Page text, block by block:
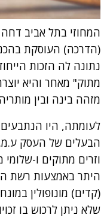
המחוזי בתל אביב
(הדרכה) העוסקת
נתונה לה הזכות
מתוק" מאחר והיא
מזהה בינה ובין מותריה
לעומתה, היו
הבעלים של העסק ע.מ.
וזרים מתוקים ו-
היתר באמצעות רשת
(קדים) מונופולין
שלא ניתן לרכוש בו